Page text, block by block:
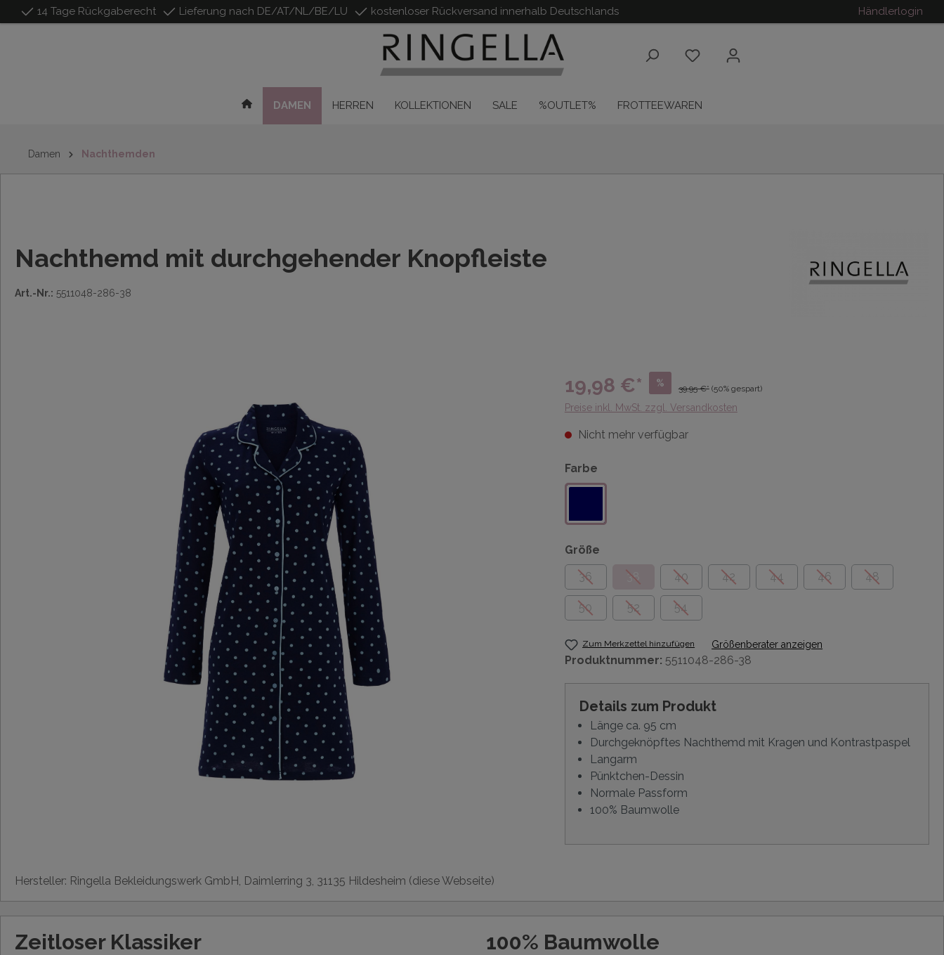
springen
14 Tage Rückgaberecht Lieferung nach DE/AT/NL/BE/LU kostenloser Rückversand innerhalb Deutschlands Händlerlogin
DAMEN HERREN KOLLEKTIONEN SALE %OUTLET% FROTTEEWAREN
Damen Nachthemden
Nachthemd mit durchgehender Knopfleiste
Art.-Nr.: 5511048-286-38
19,98 €* %
39,95 €* (50% gespart)
Preise inkl. MwSt. zzgl. Versandkosten
Nicht mehr verfügbar
Farbe
Größe
36
38 40 42 44 46 48
50 52 54
Zum Merkzettel hinzufügen Größenberater anzeigen
Produktnummer: 5511048-286-38
Details zum Produkt
Länge ca. 95 cm
Durchgeknöpftes Nachthemd mit Kragen und Kontrastpaspel
Langarm
Pünktchen-Dessin
Normale Passform
100% Baumwolle
Hersteller: Ringella Bekleidungswerk GmbH, Daimlerring 3, 31135 Hildesheim (diese Webseite)
Zeitloser Klassiker 100% Baumwolle